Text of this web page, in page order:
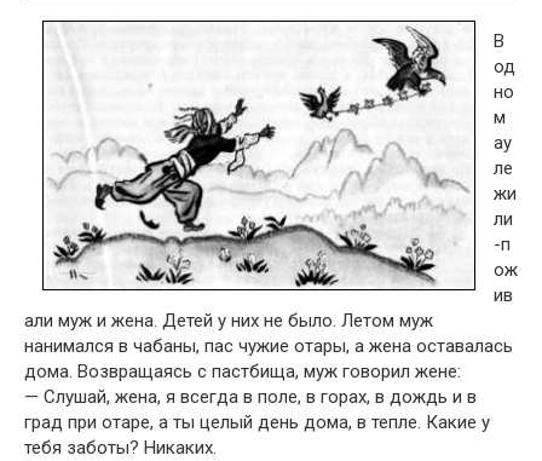
В
од
но
м
ау
ле
жи
ли
-п
ож
ив
али муж и жена. Детей у них не было. Летом муж
нанимался в чабаны, пас чужие отары, а жена оставалась
дома. Возвращаясь с пастбища, муж говорил жене:
— Слушай, жена, я всегда в поле, в горах, в дождь и в
град при отаре, а ты целый день дома, в тепле. Какие у
тебя заботы? Никаких.